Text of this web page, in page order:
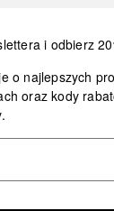
i odbierz
o najlepszych
oraz kody